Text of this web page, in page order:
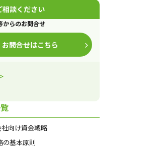
相談ください
からのお問合せ
お問合せはこちら
向け資金戦略
の基本原則